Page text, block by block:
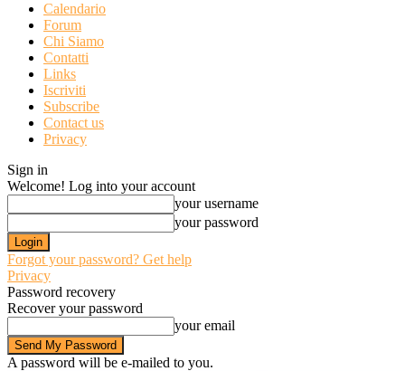
Calendario
Forum
Chi Siamo
Contatti
Links
Iscriviti
Subscribe
Contact us
Privacy
Sign in
Welcome! Log into your account
your username
your password
Forgot your password? Get help
Privacy
Password recovery
Recover your password
your email
A password will be e-mailed to you.